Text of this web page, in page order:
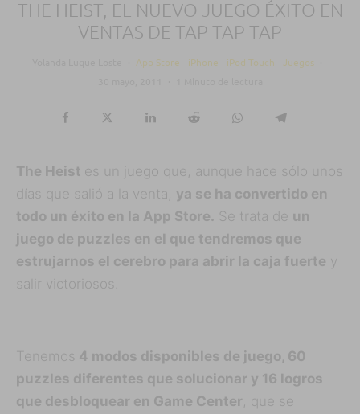
THE HEIST, EL NUEVO JUEGO ÉXITO EN
VENTAS DE TAP TAP TAP
App Store iPhone iPod Touch Juegos
The Heist es un juego que, aunque hace sólo unos
días que salió a la venta, ya se ha convertido en
todo un éxito en la App Store. Se trata de un
juego de puzzles en el que tendremos que
estrujarnos el cerebro para abrir la caja fuerte y
salir victoriosos.
Tenemos 4 modos disponibles de juego, 60
puzzles diferentes que solucionar y 16 logros
que desbloquear en Game Center , que se